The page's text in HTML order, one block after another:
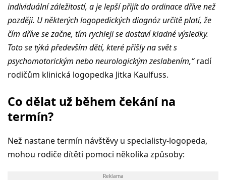
individuální záležitostí, a je lepší přijít do ordinace dříve než
později. U některých logopedických diagnóz určitě platí, že
čím dříve se začne, tím rychleji se dostaví kladné výsledky.
Toto se týká především dětí, které přišly na svět s
psychomotorickým nebo neurologickým zeslabením,“radí
rodičům klinická logopedka Jitka Kaulfuss.
Co dělat už během čekání na
termín?
Než nastane termín návštěvy u specialisty-logopeda,
mohou rodiče dítěti pomoci několika způsoby:
Reklama